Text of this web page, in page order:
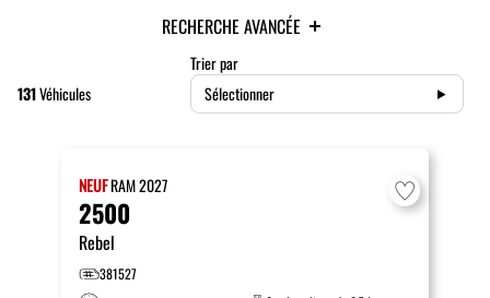
RECHERCHE AVANCÉE
131Véhicules
Trier par
Sélectionner
NEUFRAM2027
2500
Rebel
381527